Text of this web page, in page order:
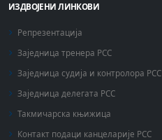
ИЗДВОЈЕНИ ЛИНКОВИ
Репрезентација
Заједница тренера РСС
Заједница судија и контролора РСС
Заједница делегата РСС
Такмичарска књижица
Контакт подаци канцеларије РСС